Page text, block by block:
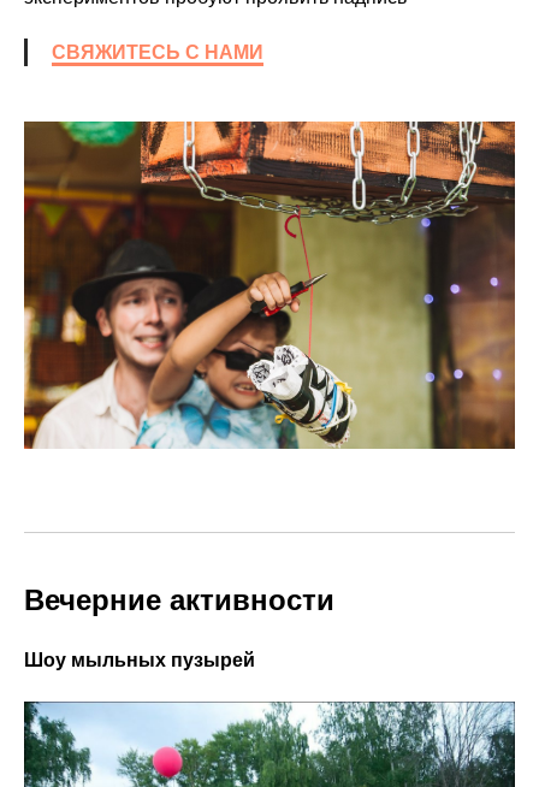
СВЯЖИТЕСЬ С НАМИ
Вечерние активности
Шоу мыльных пузырей